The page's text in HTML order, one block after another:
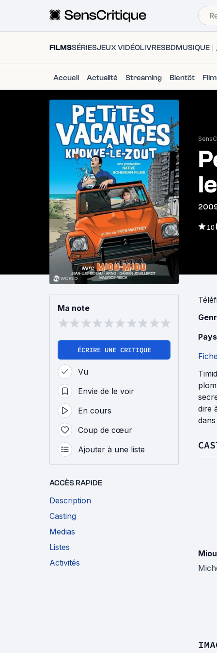
FILMSSÉRIESJEUX VIDÉOLIVRESBDMUSIQUE
Accueil Actualité Streaming Bientôt
10
Ma note
ÉCRIRE UNE CRITIQUE
Vu
Envie de le voir
En cours
Coup de cœur
Ajouter à une liste
ACCÈS RAPIDE
Description
Casting
Medias
Listes
Activités
dire